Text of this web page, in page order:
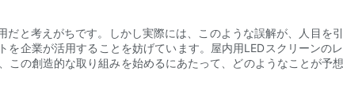
と考えがちです。しかし実際には、このような誤解が、人目を
企業が活用することを妨げています。屋内用LEDスクリーンの
の創造的な取り組みを始めるにあたって、どのようなことが予